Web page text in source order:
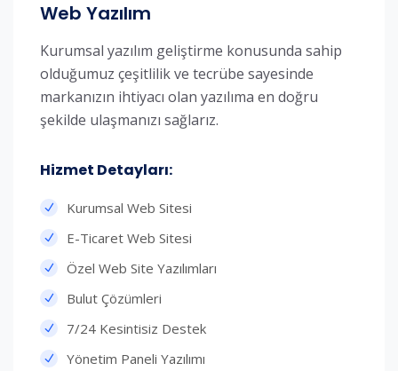
Web Yazılım
Kurumsal yazılım geliştirme konusunda sahip
olduğumuz çeşitlilik ve tecrübe sayesinde
markanızın ihtiyacı olan yazılıma en doğru
şekilde ulaşmanızı sağlarız.
Hizmet Detayları:​
Kurumsal Web Sitesi
E-Ticaret Web Sitesi
Özel Web Site Yazılımları
Bulut Çözümleri
7/24 Kesintisiz Destek
Yönetim Paneli Yazılımı